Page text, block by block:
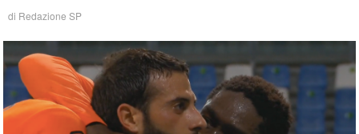
di Redazione SP